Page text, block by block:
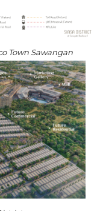
Town Sawangan